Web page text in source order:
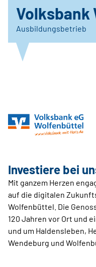
Volksbank
Ausbildungsbetrieb
Investiere bei
Mit ganzem Herzen
auf die digitalen
Wolfenbüttel. Die
120 Jahren vor Ort und
und um Haldensleben,
Wendeburg und